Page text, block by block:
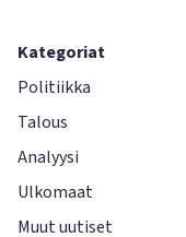
Kategoriat
Politiikka
Talous
Analyysi
Ulkomaat
Muut uutiset